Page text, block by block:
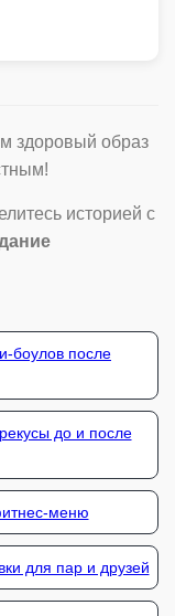
здоровый образ
историей с
боулов после
до и после
меню
для пар и друзей